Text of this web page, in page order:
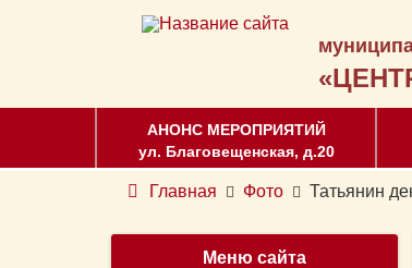
АНОНС МЕРОПРИЯТИЙ
ул. Благовещенская, д.20
Главная Фото Татьянин
Меню сайта